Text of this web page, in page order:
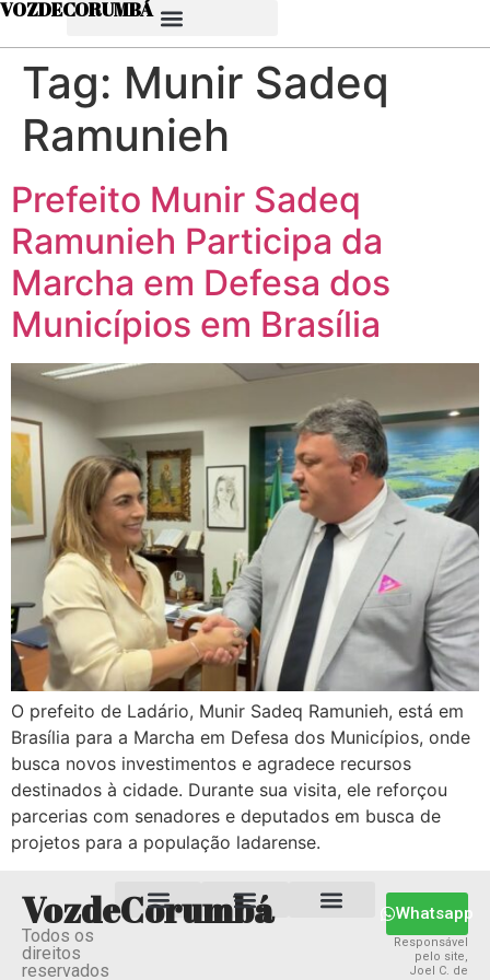
VOZDECORUMBÁ
Tag: Munir Sadeq
Ramunieh
Prefeito Munir Sadeq
Ramunieh Participa da
Marcha em Defesa dos
Municípios em Brasília
O prefeito de Ladário, Munir Sadeq Ramunieh, está em
Brasília para a Marcha em Defesa dos Municípios, onde
busca novos investimentos e agradece recursos
destinados à cidade. Durante sua visita, ele reforçou
parcerias com senadores e deputados em busca de
projetos para a população ladarense.
VozdeCorumbá
Todos os
direitos
reservados
Whatsapp
Responsável
pelo site,
Joel C. de